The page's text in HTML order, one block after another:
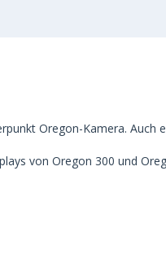
Oregon-Kamera.
von Oregon 300 und